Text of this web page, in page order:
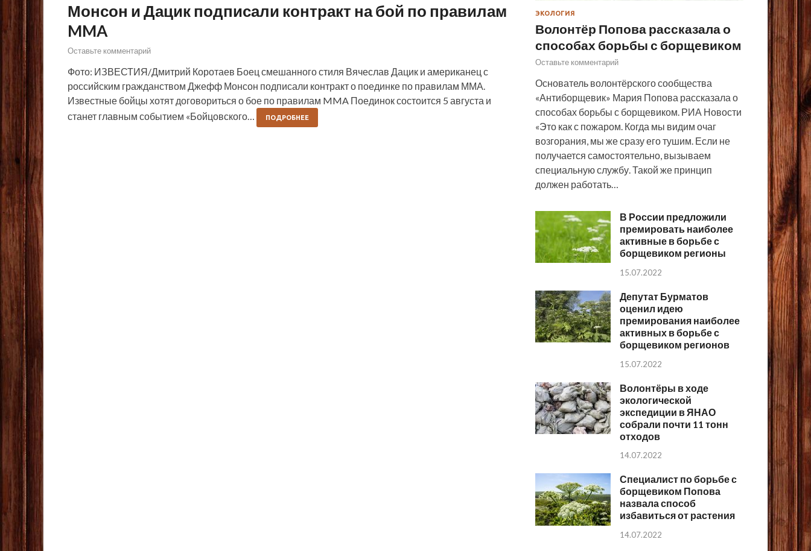
Монсон и Дацик подписали контракт на бой по правилам
MMA
Оставьте комментарий
Фото: ИЗВЕСТИЯ/Дмитрий Коротаев Боец смешанного стиля Вячеслав Дацик и американец с
российским гражданством Джефф Монсон подписали контракт о поединке по правилам ММА.
Известные бойцы хотят договориться о бое по правилам MMA Поединок состоится 5 августа и
станет главным событием «Бойцовского…
ПОДРОБНЕЕ
ЭКОЛОГИЯ
Волонтёр Попова рассказала о
способах борьбы с борщевиком
Оставьте комментарий
Основатель волонтёрского сообщества
«Антиборщевик» Мария Попова рассказала о
способах борьбы с борщевиком. РИА Новости
«Это как с пожаром. Когда мы видим очаг
возгорания, мы же сразу его тушим. Если не
получается самостоятельно, вызываем
специальную службу. Такой же принцип
должен работать…
В России предложили
премировать наиболее
активные в борьбе с
борщевиком регионы
15.07.2022
Депутат Бурматов
оценил идею
премирования наиболее
активных в борьбе с
борщевиком регионов
15.07.2022
Волонтёры в ходе
экологической
экспедиции в ЯНАО
собрали почти 11 тонн
отходов
14.07.2022
Специалист по борьбе с
борщевиком Попова
назвала способ
избавиться от растения
14.07.2022